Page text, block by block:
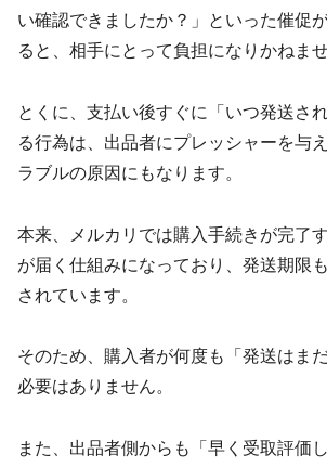
い確認できましたか？」といった催促
ると、相手にとって負担になりかねませ
とくに、支払い後すぐに「いつ発送さ
る行為は、出品者にプレッシャーを与
ラブルの原因にもなります。
本来、メルカリでは購入手続きが完了
が届く仕組みになっており、発送期限
されています。
そのため、購入者が何度も「発送はま
必要はありません。
また、出品者側からも「早く受取評価